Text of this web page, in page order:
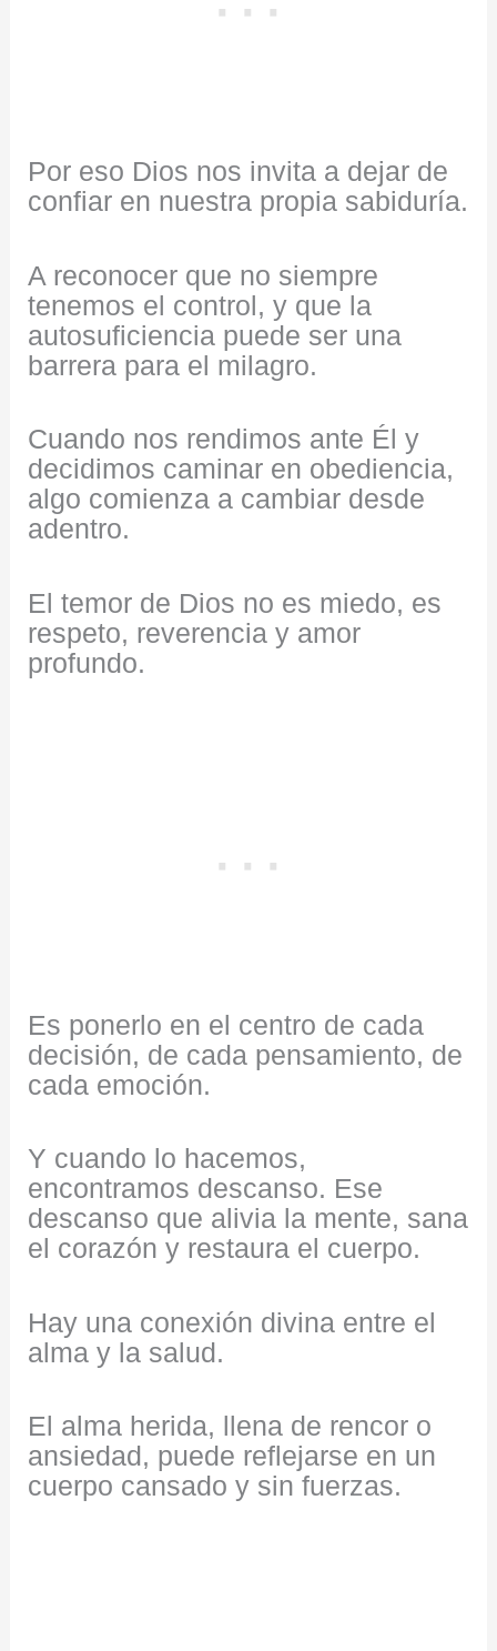
Por eso Dios nos invita a dejar de
confiar en nuestra propia sabiduría.
A reconocer que no siempre
tenemos el control, y que la
autosuficiencia puede ser una
barrera para el milagro.
Cuando nos rendimos ante Él y
decidimos caminar en obediencia,
algo comienza a cambiar desde
adentro.
El temor de Dios no es miedo, es
respeto, reverencia y amor
profundo.
Es ponerlo en el centro de cada
decisión, de cada pensamiento, de
cada emoción.
Y cuando lo hacemos,
encontramos descanso. Ese
descanso que alivia la mente, sana
el corazón y restaura el cuerpo.
Hay una conexión divina entre el
alma y la salud.
El alma herida, llena de rencor o
ansiedad, puede reflejarse en un
cuerpo cansado y sin fuerzas.